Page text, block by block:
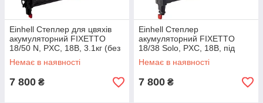
Einhell Степлер для цвяхів
акумуляторний FIXETTO
18/50 N, PXC, 18В, 3.1кг (без
АКБ і ЗП)
Немає в наявності
7 800 ₴
Einhell Степлер
акумуляторний FIXETTO
18/38 Solo, PXC, 18В, під
скоби 10-38мм, 60п/хв, 2.8кг,
(без АКБ і ЗП)
Немає в наявності
7 800 ₴